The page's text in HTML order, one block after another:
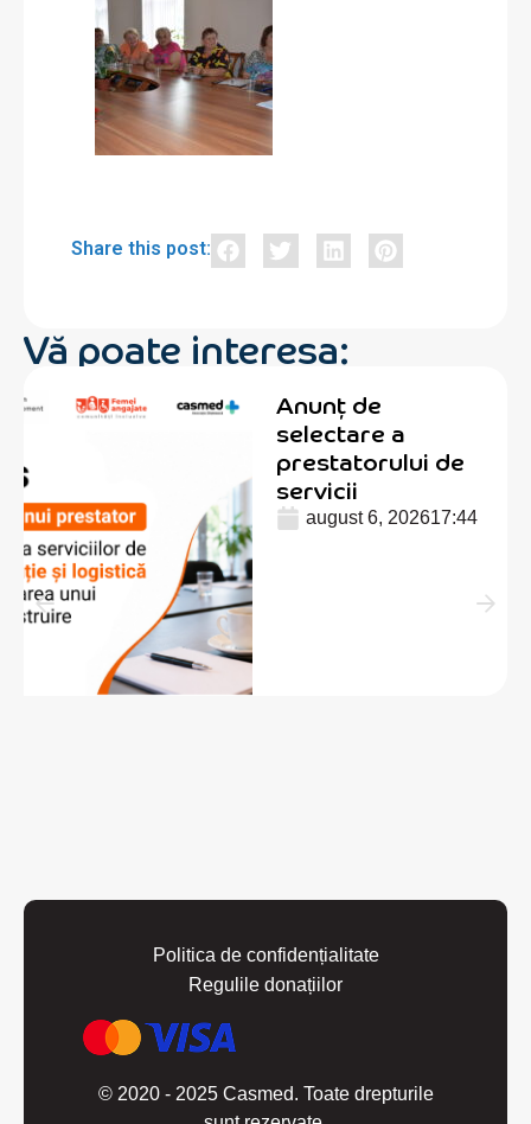
Share this post:
Vă poate interesa:
Anunț de
selectare a
prestatorului de
servicii
august 6, 202617:44
© 2020 - 2025 Casmed. Toate drepturile
Politica de confidențialitate
Regulile donațiilor